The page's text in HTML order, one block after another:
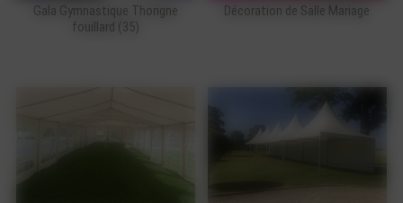
Gala Gymnastique Thorigne
fouillard (35)
Décoration de Salle Mariage